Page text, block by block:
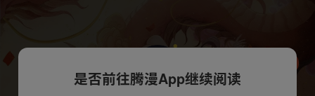
是否前往腾漫App继续阅读